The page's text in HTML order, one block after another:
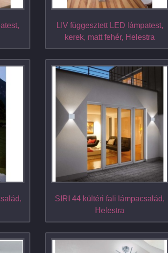
LIV függesztett LED lámpatest,
kerek, matt fehér, Helestra
SIRI 44 kültéri fali lámpacsalád,
Helestra